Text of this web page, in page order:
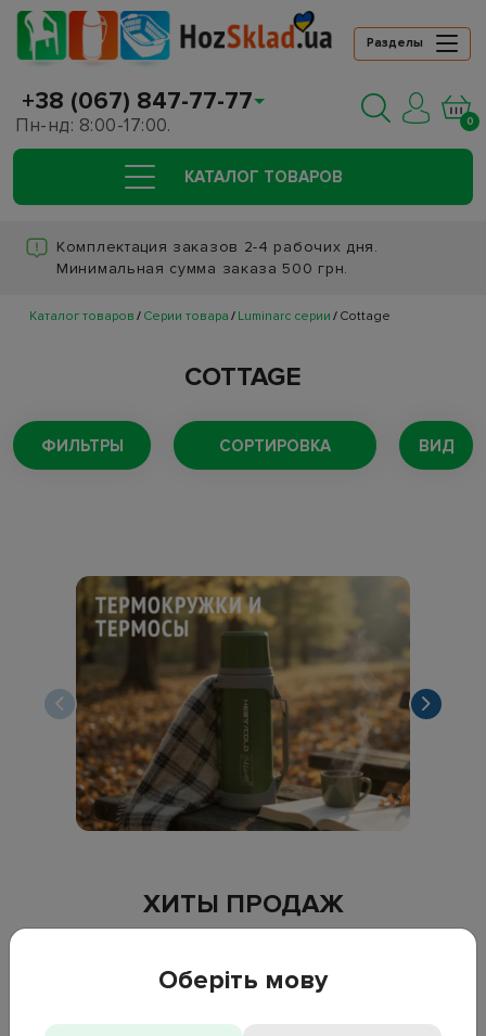
Разделы
+38 (067) 847-77-77
Пн-нд: 8:00-17:00. 0
КАТАЛОГ ТОВАРОВ
Комплектация заказов 2-4 рабочих дня.
Минимальная сумма заказа 500 грн.
Каталог товаров Серии товара Luminarc серии Cottage
COTTAGE
ФИЛЬТРЫ СОРТИРОВКА ВИД
ХИТЫ ПРОДАЖ
Оберіть мову